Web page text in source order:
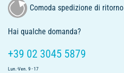
Comoda spedizione di ritorno
Hai qualche domanda?
+39 02 3045 5879
Lun.-Ven. 9 - 17